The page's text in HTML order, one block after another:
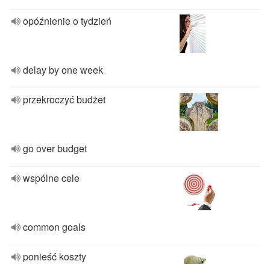
opóźnienie o tydzień
delay by one week
przekroczyć budżet
go over budget
wspólne cele
common goals
ponieść koszty